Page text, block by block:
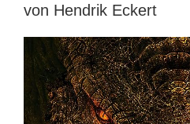
von Hendrik Eckert